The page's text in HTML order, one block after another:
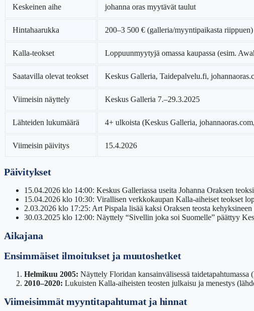
Keskeinen aihe johanna oras myytävät taulut
Hintahaarukka 200–3 500 € (galleria/myyntipaikasta riippuen)
Kalla-teokset Loppuunmyytyjä omassa kaupassa (esim.
Saatavilla olevat teokset Keskus Galleria, Taidepalvelu.fi,
Viimeisin näyttely Keskus Galleria 7.–29.3.2025
Lähteiden lukumäärä 4+ ulkoista (Keskus Galleria,
Viimeisin päivitys 15.4.2026
Päivitykset
15.04.2026 klo 14:00: Keskus Galleriassa useita Johanna Oraksen
15.04.2026 klo 10:30: Virallisen verkkokaupan Kalla-aiheiset teokset
2.03.2026 klo 17:25: Art Pispala lisää kaksi Oraksen teosta
30.03.2025 klo 12:00: Näyttely “Sivellin joka soi Suomelle” päättyy
Aikajana
Ensimmäiset ilmoitukset ja muutoshetket
Helmikuu 2005: Näyttely Floridan kansainvälisessä taidetapahtumassa
2010–2020: Lukuisten Kalla-aiheisten teosten julkaisu ja menestys
Viimeisimmät myyntitapahtumat ja hinnat